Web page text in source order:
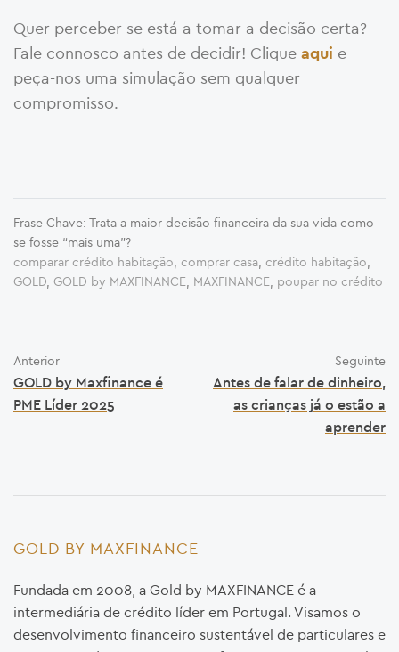
Quer perceber se está a tomar a decisão certa?
Fale connosco antes de decidir! Clique aqui e
peça-nos uma simulação sem qualquer
compromisso.
Frase Chave: Trata a maior decisão financeira da sua vida como
se fosse “mais uma”?
comparar crédito habitação, comprar casa, crédito habitação,
GOLD, GOLD by MAXFINANCE, MAXFINANCE, poupar no crédito
Anterior
GOLD by Maxfinance é
PME Líder 2025
Seguinte
Antes de falar de dinheiro,
as crianças já o estão a
aprender
GOLD BY MAXFINANCE
Fundada em 2008, a Gold by MAXFINANCE é a
intermediária de crédito líder em Portugal. Visamos o
desenvolvimento financeiro sustentável de particulares e